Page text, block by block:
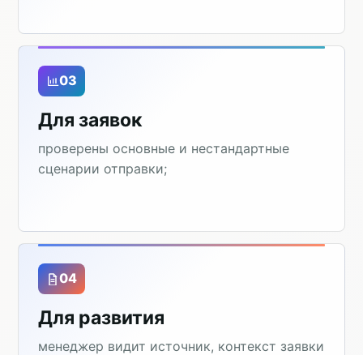
03
Для заявок
проверены основные и нестандартные
сценарии отправки;
04
Для развития
менеджер видит источник, контекст заявки